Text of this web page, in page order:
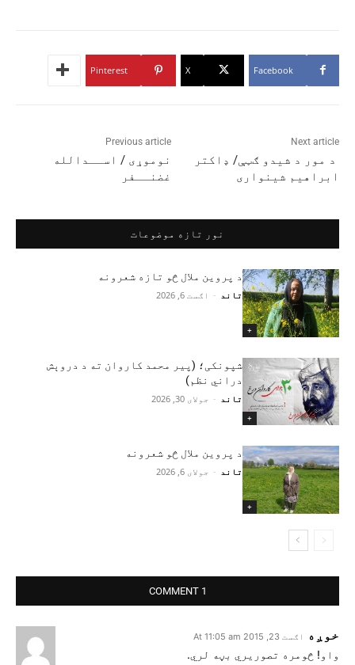
Facebook
X
Pinterest
Previous article
نوموړی / اســدالله
غضنــفر
Next article
د مور د شیدو ګټې/ ډاکتر
ابراهیم شینواری
نور تازه موضوعات
+
د پروین ملال څو تازه شعرونه
تاند - اګست 6, 2026
+
شپونکی؛ (پير محمد کاروان ته د دروېش
دراني نظم)
تاند - جولای 30, 2026
+
د پروین ملال څو شعرونه
تاند - جولای 6, 2026
1 COMMENT
خوږه اګست 23, 2015 At 11:05 am
واو! څومره تصوریري بڼه لري.